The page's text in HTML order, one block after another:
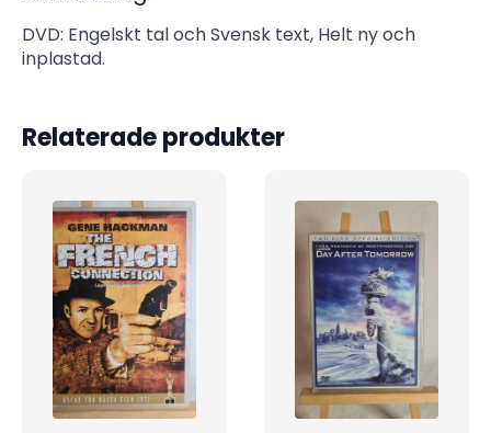
DVD: Engelskt tal och Svensk text, Helt ny och
inplastad.
Relaterade produkter